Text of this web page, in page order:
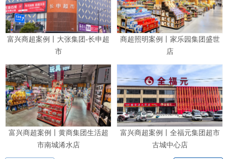
富兴商超案例丨大张集团-长申超
市
商超照明案例丨家乐园集团盛世
店
富兴商超案例丨黄商集团生活超
市南城浠水店
富兴商超案例丨全福元集团超市
古城中心店